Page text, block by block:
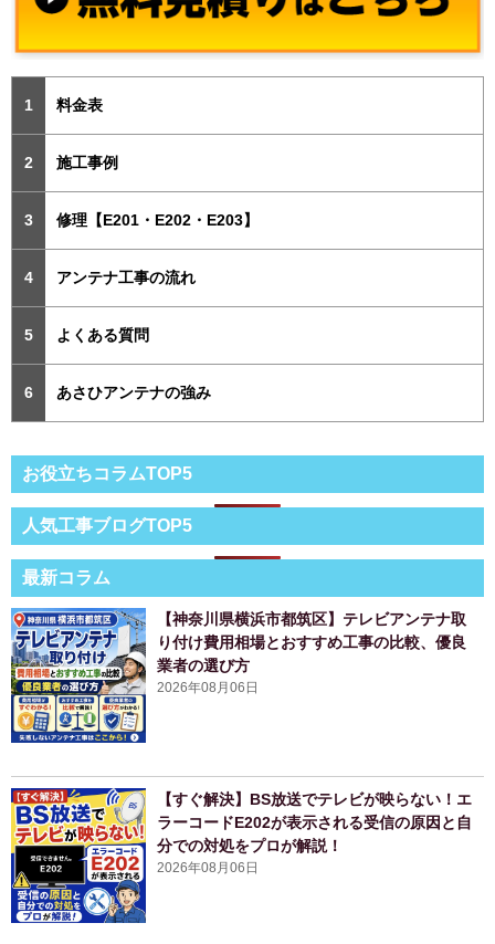
料金表
施工事例
修理【E201・E202・E203】
アンテナ工事の流れ
よくある質問
あさひアンテナの強み
お役立ちコラムTOP5
人気工事ブログTOP5
最新コラム
【神奈川県横浜市都筑区】テレビアンテナ取
り付け費用相場とおすすめ工事の比較、優良
業者の選び方
2026年08月06日
【すぐ解決】BS放送でテレビが映らない！エ
ラーコードE202が表示される受信の原因と自
分での対処をプロが解説！
2026年08月06日